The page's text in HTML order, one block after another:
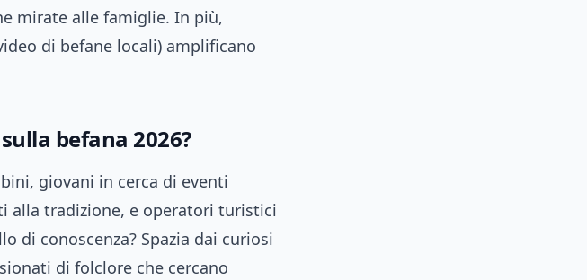
mirate alle famiglie. In più,
di befane locali) amplificano
befana 2026?
giovani in cerca di eventi
alla tradizione, e operatori turistici
di conoscenza? Spazia dai curiosi
di folclore che cercano